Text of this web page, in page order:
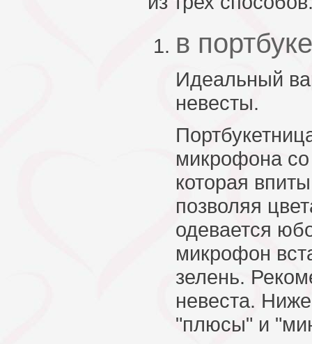
в
Идеальный
невесты.
микрофона со
которая
позволяя
одевается
микрофон
зелень.
невеста.
"плюсы" и